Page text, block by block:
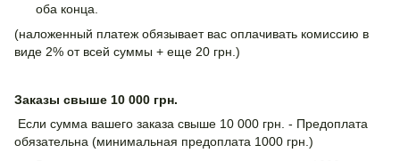
оба конца.
(наложенный платеж обязывает вас оплачивать комиссию в
виде 2% от всей суммы + еще 20 грн.)
Заказы свыше 10 000 грн.
Если сумма вашего заказа свыше 10 000 грн. - Предоплата
обязательна (минимальная предоплата 1000 грн.)